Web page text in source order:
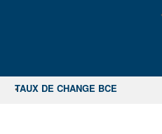
TAUX DE CHANGE BCE